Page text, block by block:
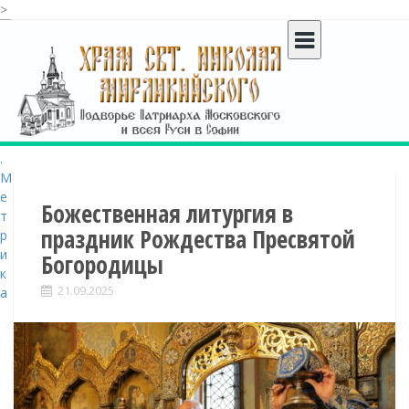
>
c
o
n
t
e
n
t
Божественная литургия в
праздник Рождества Пресвятой
Богородицы
21.09.2025